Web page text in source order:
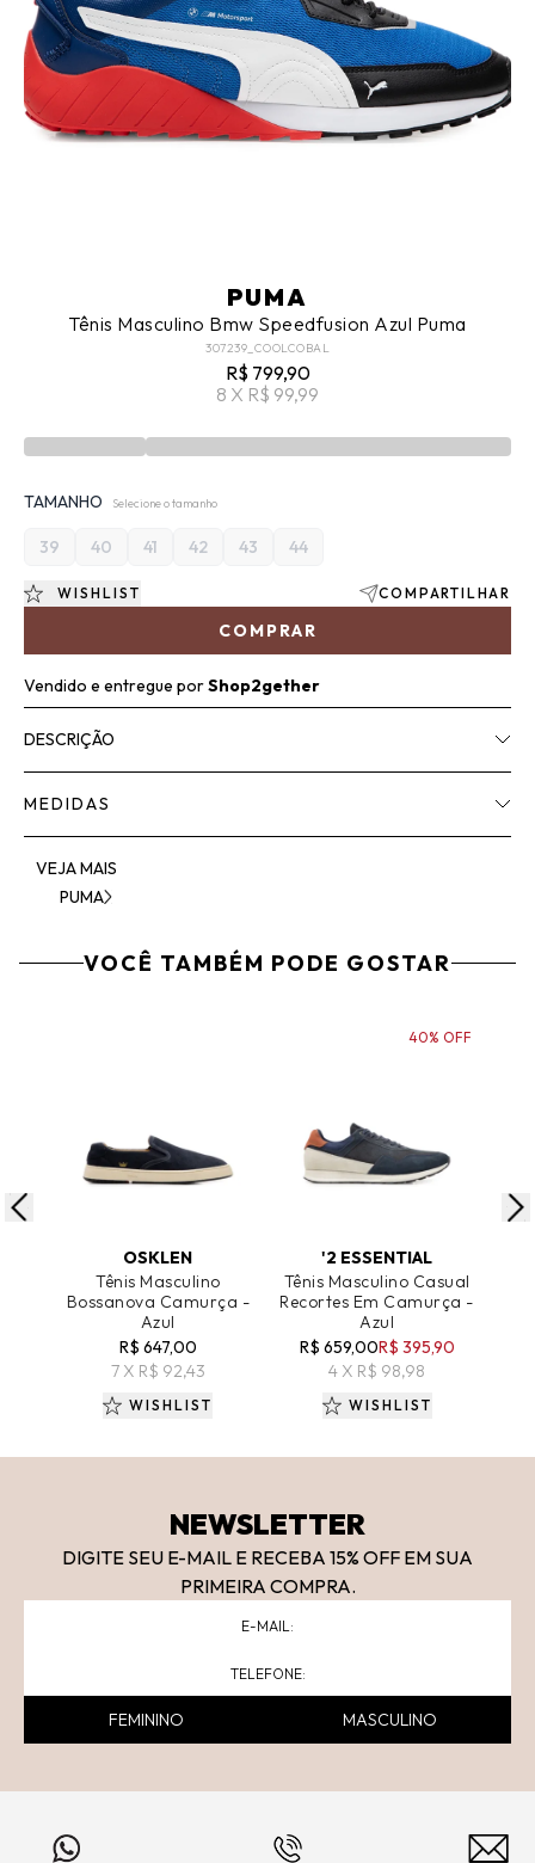
PUMA
Tênis Masculino Bmw Speedfusion Azul Puma
307239_COOLCOBAL
R$ 799,90
8 X R$ 99,99
TAMANHO Selecione o tamanho
39 40 41 42 43 44
COMPRAR
WISHLIST COMPARTILHAR
Vendido e entregue porShop2gether
DESCRIÇÃO
MEDIDAS
VEJA MAIS
PUMA
VOCÊ TAMBÉM PODE GOSTAR
OSKLEN
Tênis Masculino
Bossanova Camurça -
Azul
R$ 647,00
7 X R$ 92,43
WISHLIST
'2 ESSENTIAL
Tênis Masculino Casual
Recortes Em Camurça -
Azul
R$ 659,00R$ 395,90
4 X R$ 98,98
40% OFF
WISHLIST
NEWSLETTER
DIGITE SEU E-MAIL E RECEBA 15% OFF EM SUA
PRIMEIRA COMPRA.
FEMININO MASCULINO